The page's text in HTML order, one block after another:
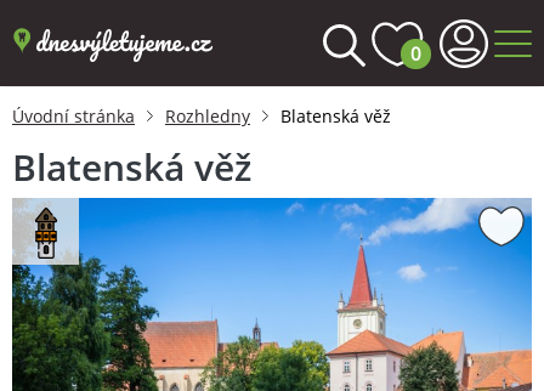
0
Úvodní stránka Rozhledny Blatenská věž
Blatenská věž